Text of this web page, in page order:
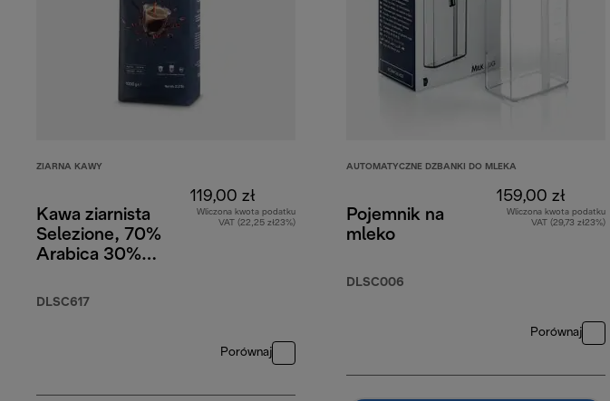
ZIARNA KAWY
Kawa ziarnista
Selezione, 70%
Arabica 30%
DLSC617
119,00 zł
Wliczona kwota podatku
VAT (22,25 zł23%)
Porównaj
AUTOMATYCZNE DZBANKI DO MLEKA
Pojemnik na
mleko
DLSC006
159,00 zł
Wliczona kwota podatku
VAT (29,73 zł23%)
Porównaj